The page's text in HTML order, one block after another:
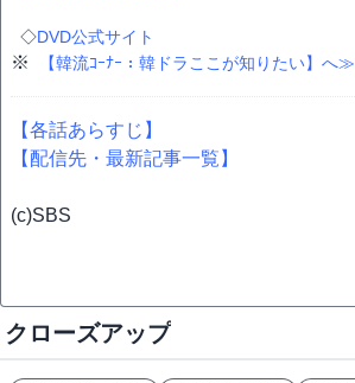
◇DVD公式サイト
※ 【韓流ｺｰﾅｰ：韓ドラここが知りたい】へ≫
【各話あらすじ】
【配信先・最新記事一覧】
(c)SBS
クローズアップ